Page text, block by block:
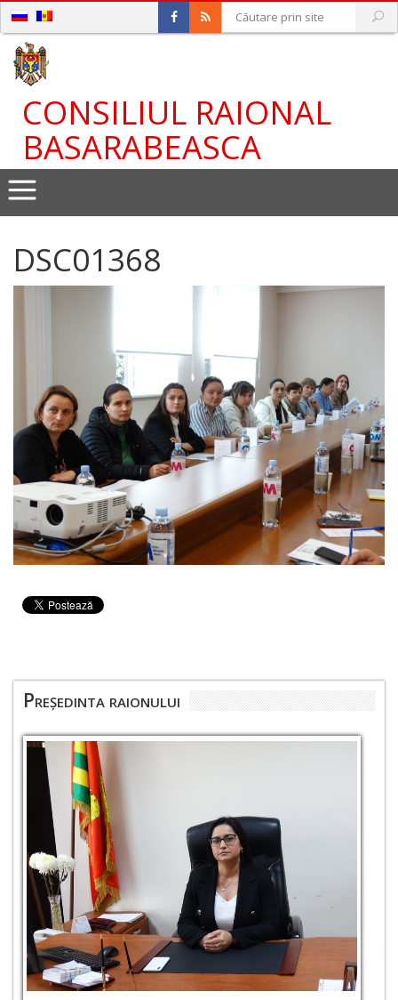
CONSILIUL RAIONAL
BASARABEASCA
DSC01368
Președinta raionului